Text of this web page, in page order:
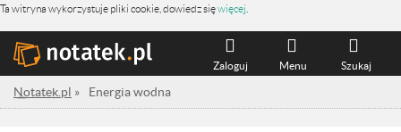
Ta witryna wykorzystuje pliki cookie, dowiedz sięwięcej
Szukaj
Menu
Zaloguj
Notatek.pl » Energia wodna